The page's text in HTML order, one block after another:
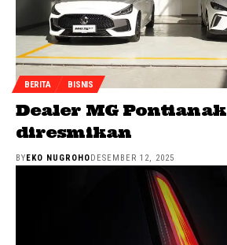
BERITA BISNIS
Dealer MG Pontianak
diresmikan
BY EKO NUGROHO DESEMBER 12, 2025